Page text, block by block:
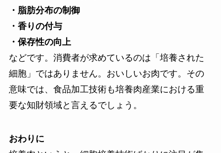
・脂肪分布の制御
・香りの付与
・保存性の向上
などです。消費者が求めているのは「培養された
細胞」ではありません。おいしいお肉です。その
意味では、食品加工技術も培養肉産業における重
要な知財領域と言えるでしょう。
おわりに